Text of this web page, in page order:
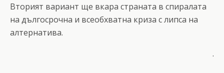
Вторият вариант ще вкара страната в спиралата
на дългосрочна и всеобхватна криза с липса на
алтернатива.
.